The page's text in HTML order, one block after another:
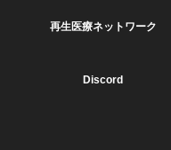
再生医療ネットワーク
Discord